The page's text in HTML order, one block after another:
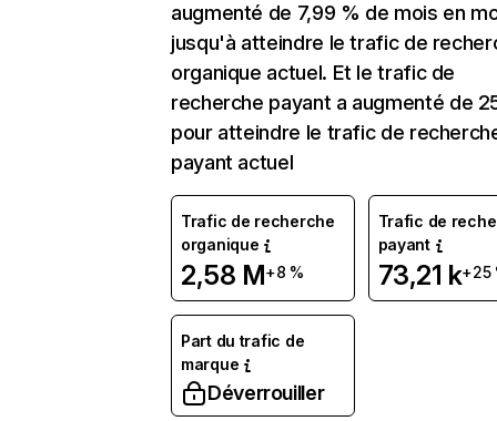
augmenté de 7,99 % de mois en
jusqu'à atteindre le trafic de
organique actuel. Et le trafic de
recherche payant a augmenté de
pour atteindre le trafic de
payant actuel
Trafic de recherche
organique
2,58 M+8 %
Trafic de
payant
73,21 k+25
Part du trafic de
marque
Déverrouiller